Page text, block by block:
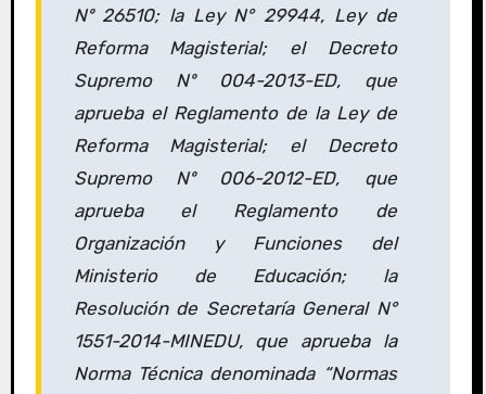
Nº 26510; la Ley N° 29944, Ley de
Reforma Magisterial; el Decreto
Supremo Nº 004-2013-ED, que
aprueba el Reglamento de la Ley de
Reforma Magisterial; el Decreto
Supremo Nº 006-2012-ED, que
aprueba el Reglamento de
Organización y Funciones del
Ministerio de Educación; la
Resolución de Secretaría General N°
1551-2014-MINEDU, que aprueba la
Norma Técnica denominada “Normas